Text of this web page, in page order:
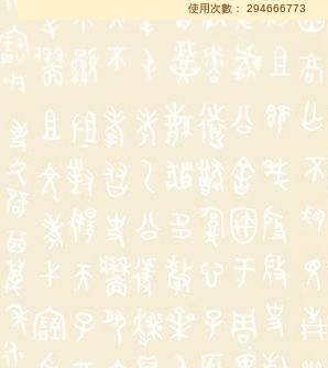
使用次數： 294666773